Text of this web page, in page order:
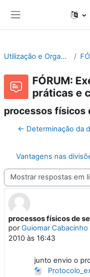
Utilização e Organização de Laboratórios Escolares
FÓRUM:
práticas e
processos físicos
← Determinação da
Vantagens nas
Modo de visualização
processos físicos de
porGuiomar Cabacinho
2010 às 16:43
Número de respostas: 1
junto envio o